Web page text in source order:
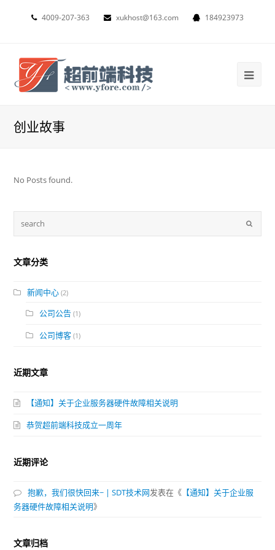
4009-207-363 xukhost@163.com 184923973
创业故事
No Posts found.
文章分类
新闻中心 (2)
公司公告 (1)
公司博客 (1)
近期文章
【通知】关于企业服务器硬件故障相关说明
恭贺超前端科技成立一周年
近期评论
抱歉，我们很快回来~ | SDT技术网发表在《 【通知】关于企业服
务器硬件故障相关说明》
文章归档